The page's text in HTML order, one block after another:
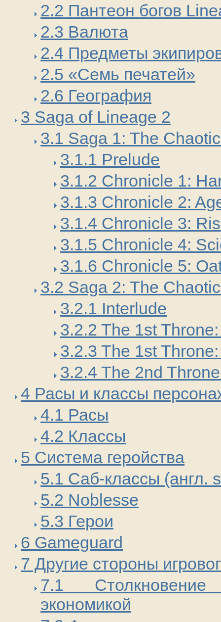
2.2 Пантеон богов
2.3 Валюта
2.4 Предметы
2.5 «Семь печатей»
2.6 География
3 Saga of Lineage 2
3.1 Saga 1: The
3.1.1 Prelude
3.1.2 Chronicle 1:
3.1.3 Chronicle 2:
3.1.4 Chronicle 3:
3.1.5 Chronicle 4:
3.1.6 Chronicle 5:
3.2 Saga 2: The
3.2.1 Interlude
3.2.2 The 1st
3.2.3 The 1st
3.2.4 The 2nd
4 Расы и классы
4.1 Расы
4.2 Классы
5 Система геройства
5.1 Саб-классы (англ.
5.2 Noblesse
5.3 Герои
6 Gameguard
7 Другие стороны
7.1
экономикой